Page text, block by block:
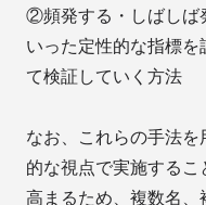
②頻発する・しばしば
いった定性的な指標を
て検証していく方法
なお、これらの手法
的な視点で実施する
高まるため、複数名、